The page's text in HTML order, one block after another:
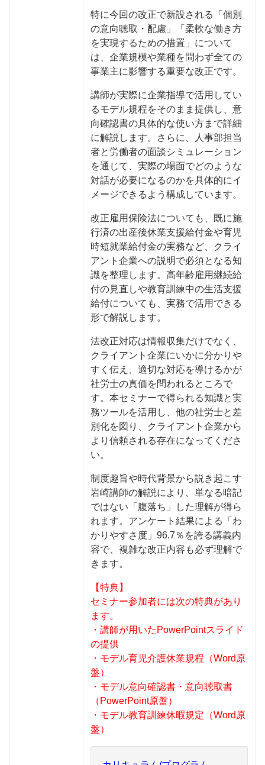
特に今回の改正で新設される「個別
の意向聴取・配慮」「柔軟な働き方
を実現するための措置」について
は、企業規模や業種を問わず全ての
事業主に影響する重要な改正です。
講師が実際に企業指導で活用してい
るモデル規程をそのまま提供し、意
向確認書の具体的な使い方まで詳細
に解説します。さらに、人事部担当
者と労働者の面談シミュレーション
を通じて、実際の場面でどのような
対話が必要になるのかを具体的にイ
メージできるよう構成しています。
改正雇用保険法についても、既に施
行済の出産後休業支援給付金や育児
時短就業給付金の実務など、クライ
アント企業への説明で必須となる知
識を整理します。高年齢雇用継続給
付の見直しや教育訓練中の生活支援
給付についても、実務で活用できる
形で解説します。
法改正対応は情報収集だけでなく、
クライアント企業にいかに分かりや
すく伝え、適切な対応を導けるかが
社労士の真価を問われるところで
す。本セミナーで得られる知識と実
務ツールを活用し、他の社労士と差
別化を図り、クライアント企業から
より信頼される存在になってくださ
い。
制度趣旨や時代背景から説き起こす
岩崎講師の解説により、単なる暗記
ではない「腹落ち」した理解が得ら
れます。アンケート結果による「わ
かりやすさ度」96.7％を誇る講義内
容で、複雑な改正内容も必ず理解で
きます。
【特典】
セミナー参加者には次の特典があり
ます。
・講師が用いたPowerPointスライド
の提供
・モデル育児介護休業規程（Word原
盤）
・モデル意向確認書・意向聴取書
（PowerPoint原盤）
・モデル教育訓練休暇規定（Word原
盤）